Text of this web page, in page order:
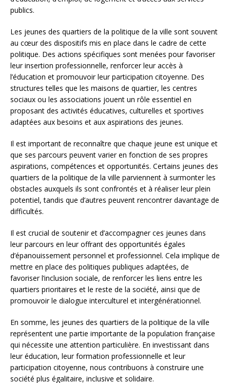
publics.
Les jeunes des quartiers de la politique de la ville sont souvent
au cœur des dispositifs mis en place dans le cadre de cette
politique. Des actions spécifiques sont menées pour favoriser
leur insertion professionnelle, renforcer leur accès à
l’éducation et promouvoir leur participation citoyenne. Des
structures telles que les maisons de quartier, les centres
sociaux ou les associations jouent un rôle essentiel en
proposant des activités éducatives, culturelles et sportives
adaptées aux besoins et aux aspirations des jeunes.
Il est important de reconnaître que chaque jeune est unique et
que ses parcours peuvent varier en fonction de ses propres
aspirations, compétences et opportunités. Certains jeunes des
quartiers de la politique de la ville parviennent à surmonter les
obstacles auxquels ils sont confrontés et à réaliser leur plein
potentiel, tandis que d’autres peuvent rencontrer davantage de
difficultés.
Il est crucial de soutenir et d’accompagner ces jeunes dans
leur parcours en leur offrant des opportunités égales
d’épanouissement personnel et professionnel. Cela implique de
mettre en place des politiques publiques adaptées, de
favoriser l’inclusion sociale, de renforcer les liens entre les
quartiers prioritaires et le reste de la société, ainsi que de
promouvoir le dialogue interculturel et intergénérationnel.
En somme, les jeunes des quartiers de la politique de la ville
représentent une partie importante de la population française
qui nécessite une attention particulière. En investissant dans
leur éducation, leur formation professionnelle et leur
participation citoyenne, nous contribuons à construire une
société plus égalitaire, inclusive et solidaire.